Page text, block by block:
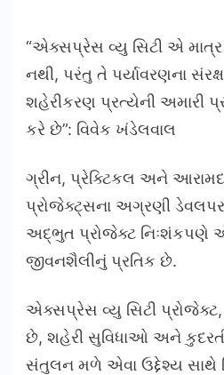
“એક્સપ્રેસ વ્યુ સિટી એ
નથી, પરંતુ તે પર્યાવરણના
શહેરીકરણ પ્રત્યેની અમારી
કરે છે”: વિવેક ખંડેલવાલ
ગ્રીન, પ્રેક્ટિકલ અને
પ્રોજેક્ટ્સના અગ્રણી ડેવલપર
અદ્ભુત પ્રોજેક્ટ
જીવનશૈલીનું પ્રતિક છે.
એક્સપ્રેસ વ્યુ સિટી
છે, શહેરી સુવિધાઓ અને
સંતુલન મળે એવા ઉદ્દેશ્ય સાથે